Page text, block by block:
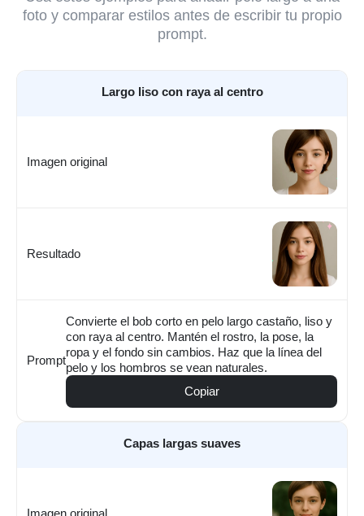
foto y comparar estilos antes de escribir tu propio
prompt.
Largo liso con raya al centro
Imagen original
Resultado
Prompt
Convierte el bob corto en pelo largo castaño, liso y
con raya al centro. Mantén el rostro, la pose, la
ropa y el fondo sin cambios. Haz que la línea del
pelo y los hombros se vean naturales.
Copiar
Capas largas suaves